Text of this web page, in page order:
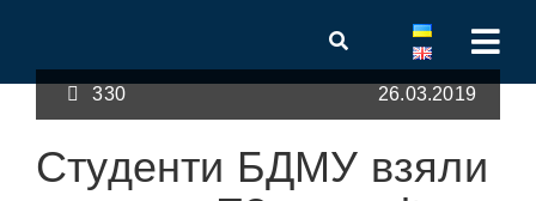
330 26.03.2019
Студенти БДМУ взяли